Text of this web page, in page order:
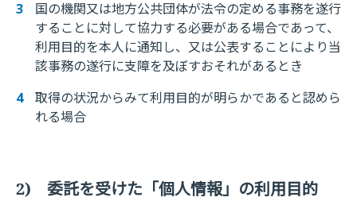
国の機関又は地方公共団体が法令の定める事務を遂行
することに対して協力する必要がある場合であって、
利用目的を本人に通知し、又は公表することにより当
該事務の遂行に支障を及ぼすおそれがあるとき
取得の状況からみて利用目的が明らかであると認めら
れる場合
2) 委託を受けた「個人情報」の利用目的